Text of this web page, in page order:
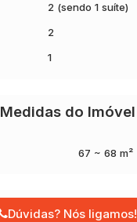
2 (sendo 1 suíte)
2
1
Medidas do Imóvel
67 ~ 68 m²
Dúvidas? Nós ligamos!